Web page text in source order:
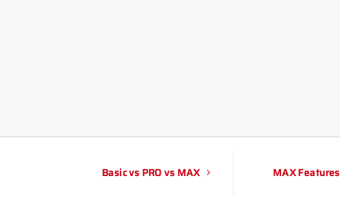
Basic vs PRO vs MAX MAX Features